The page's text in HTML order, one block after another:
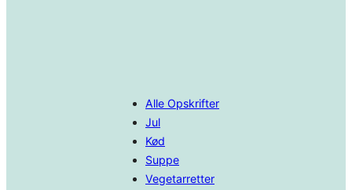
Alle Opskrifter
Jul
Kød
Suppe
Vegetarretter